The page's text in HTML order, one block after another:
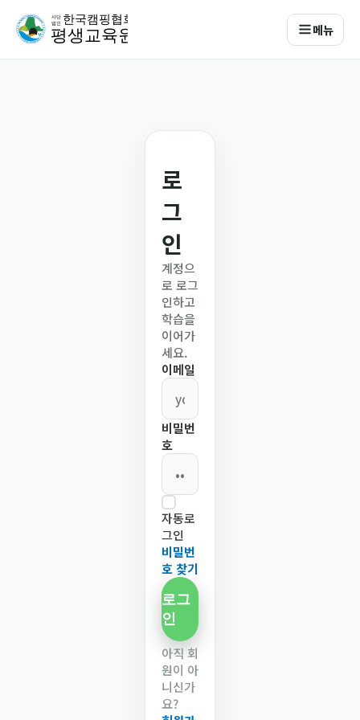
메뉴
로
그
인
계정으
로 로그
인하고
학습을
이어가
세요.
이메일
비밀번
호
자동로
그인
비밀번
호 찾기
로그
인
아직 회
원이 아
니신가
요?